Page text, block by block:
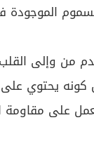
الموجودة
من وإلى القلب
يحتوي
على مقاومة